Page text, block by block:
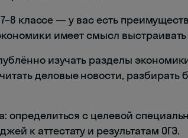
классе — у вас есть
имеет смысл выстраивать
изучать разделы
деловые новости,
определиться с целевой
к аттестату и результатам ОГЭ.